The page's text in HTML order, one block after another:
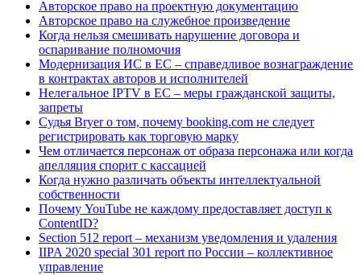
Авторское право на проектную документацию
Авторское право на служебное произведение
Когда нельзя смешивать нарушение договора и
оспаривание полномочия
Модернизация ИС в ЕС – справедливое вознаграждение
в контрактах авторов и исполнителей
Нелегальное IPTV в ЕС – меры гражданской защиты,
запреты
Судья Bryer о том, почему booking.com не следует
регистрировать как торговую марку
Чем отличается персонаж от образа персонажа или когда
апелляция спорит с кассацией
Когда нужно различать объекты интеллектуальной
собственности
Почему YouTube не каждому предоставляет доступ к
ContentID?
Section 512 report – механизм уведомления и удаления
IIPA 2020 special 301 report по России – коллективное
управление